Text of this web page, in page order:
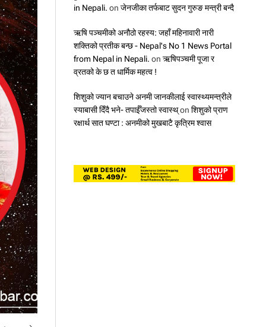
आ
फैँ
ब
ना
उँ
छु
’
in Nepali. on जेनजीका तर्फबाट सुदन गुरुङ मन्त्री बन्दै
ऋषि पञ्चमीको अनौठो रहस्य: जहाँ महिनावारी नारी
शक्तिको प्रतीक बन्छ - Nepal's No 1 News Portal
from Nepal in Nepali. on ऋषिपञ्चमी पूजा र
व्रतको के छ त धार्मिक महत्व !
शिशुको ज्यान बचाउने अनमी जानकीलाई स्वास्थ्यमन्त्रीले
स्याबासी दिँदै भने- तपाईँजस्तो स्वास्थ्on शिशुको प्राण
रक्षार्थ सात घण्टा : अनमीको मुखबाटै कृत्रिम श्वास